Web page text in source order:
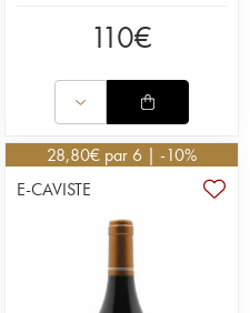
110€
28,80€ par 6 | -10%
E-CAVISTE